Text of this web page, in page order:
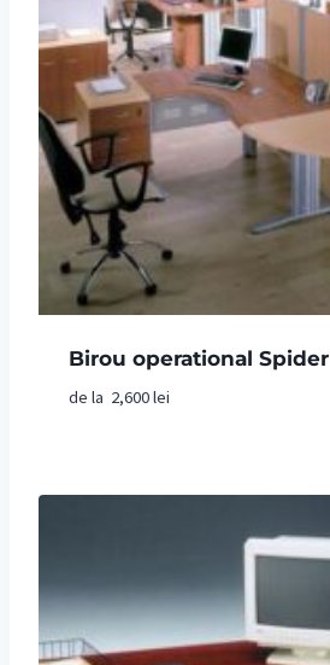
Birou operational Spider
de la 2,600lei